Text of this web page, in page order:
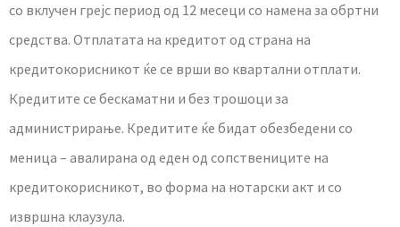
со вклучен грејс период од 12 месеци со намена за обртни
средства. Отплатата на кредитот од страна на
кредитокорисникот ќе се врши во квартални отплати.
Кредитите се бескаматни и без трошоци за
администрирање. Кредитите ќе бидат обезбедени со
меница – авалирана од еден од сопствениците на
кредитокорисникот, во форма на нотарски акт и со
извршна клаузула.